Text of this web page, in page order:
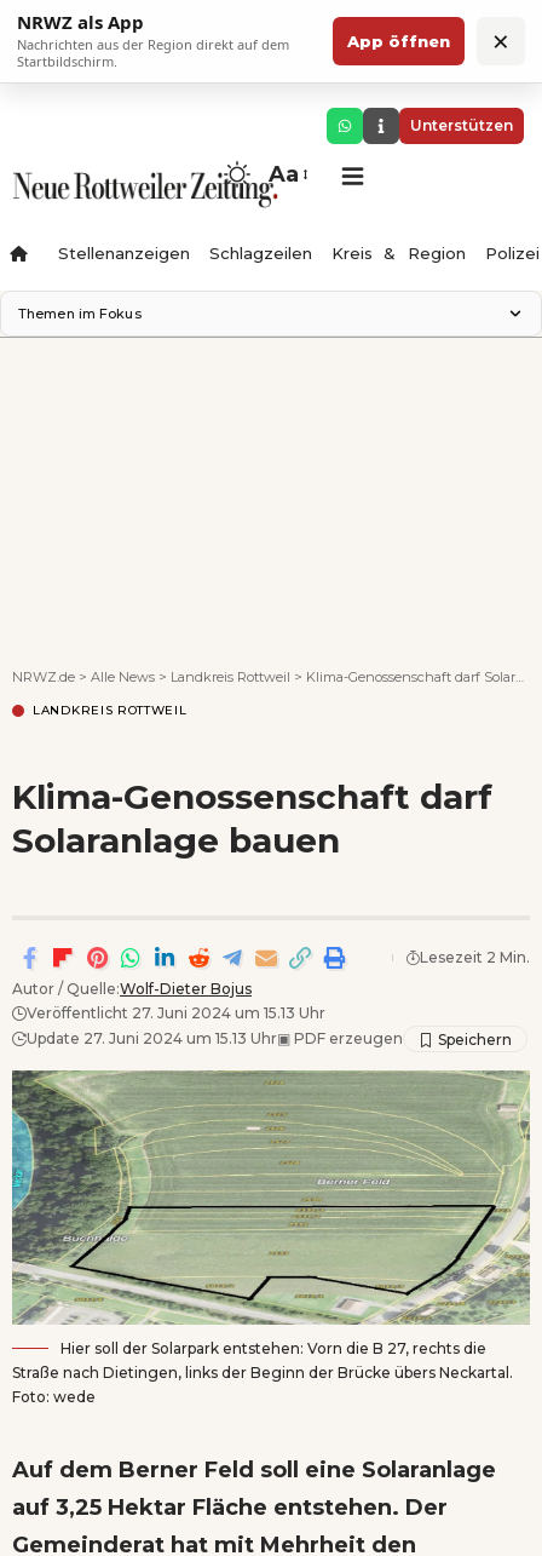
NRWZ als App
Nachrichten aus der Region direkt auf dem
Startbildschirm.
App öffnen ×
Unterstützen
Aa
Stellenanzeigen Schlagzeilen Kreis & Region Polizei
Themen im Fokus
NRWZ.de > Alle News > Landkreis Rottweil > Klima-Genossenschaft darf Solaranlage bauen
LANDKREIS ROTTWEIL
Klima-Genossenschaft darf
Solaranlage bauen
Autor / Quelle:Wolf-Dieter Bojus
Veröffentlicht 27. Juni 2024 um 15.13 Uhr
Update 27. Juni 2024 um 15.13 Uhr▣ PDF erzeugen
Lesezeit 2 Min.
Hier soll der Solarpark entstehen: Vorn die B 27, rechts die
Straße nach Dietingen, links der Beginn der Brücke übers Neckartal.
Foto: wede
Auf dem Berner Feld soll eine Solaranlage
auf 3,25 Hektar Fläche entstehen. Der
Gemeinderat hat mit Mehrheit den